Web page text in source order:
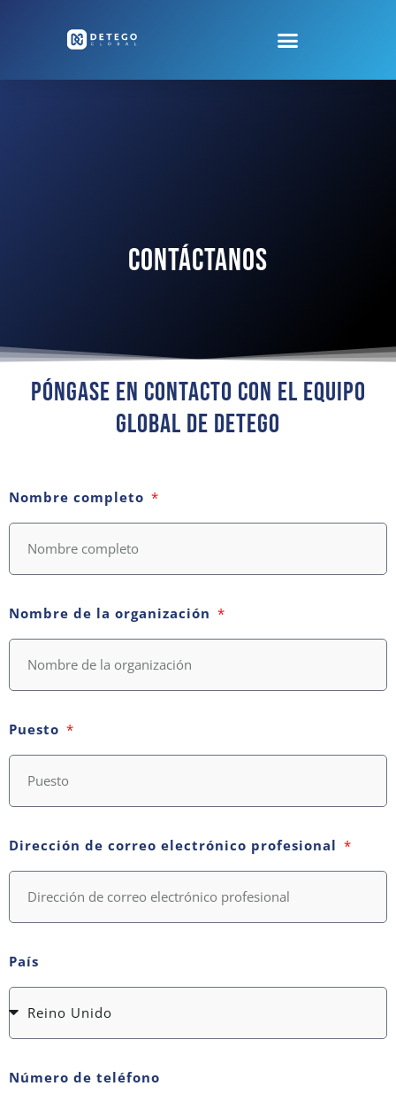
Contáctanos
Póngase En Contacto Con El Equipo
Global De Detego
Nombre completo
Nombre de la organización
Puesto
Dirección de correo electrónico profesional
País
Número de teléfono